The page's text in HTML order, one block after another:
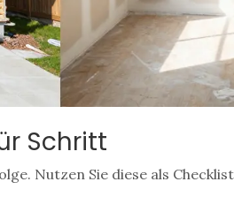
Schritt
Nutzen Sie diese als